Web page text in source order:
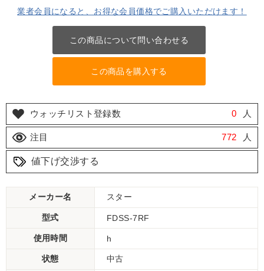
業者会員になると、お得な会員価格でご購入いただけます！
この商品について問い合わせる
この商品を購入する
ウォッチリスト登録数 0 人
注目 772 人
値下げ交渉する
メーカー名 スター
型式 FDSS-7RF
使用時間 h
状態 中古